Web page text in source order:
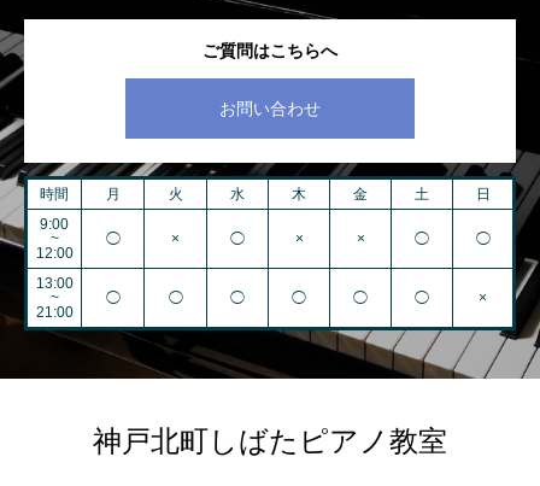
ご質問はこちらへ
お問い合わせ
時間 月 火 水 木 金 土
日
9:00
~
12:00
◯ × ◯ × × ◯ ◯
13:00
~
21:00
◯ ◯ ◯ ◯ ◯ ◯ ×
神戸北町しばたピアノ教室